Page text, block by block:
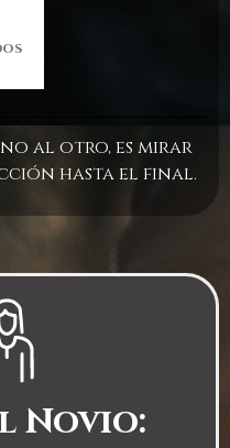
al otro, es mirar
hasta el final.
Novio: